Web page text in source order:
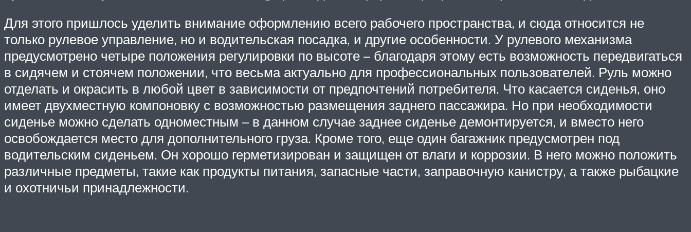
Для этого пришлось уделить внимание оформлению всего рабочего пространства, и сюда относится не
только рулевое управление, но и водительская посадка, и другие особенности. У рулевого механизма
предусмотрено четыре положения регулировки по высоте – благодаря этому есть возможность передвигаться
в сидячем и стоячем положении, что весьма актуально для профессиональных пользователей. Руль можно
отделать и окрасить в любой цвет в зависимости от предпочтений потребителя. Что касается сиденья, оно
имеет двухместную компоновку с возможностью размещения заднего пассажира. Но при необходимости
сиденье можно сделать одноместным – в данном случае заднее сиденье демонтируется, и вместо него
освобождается место для дополнительного груза. Кроме того, еще один багажник предусмотрен под
водительским сиденьем. Он хорошо герметизирован и защищен от влаги и коррозии. В него можно положить
различные предметы, такие как продукты питания, запасные части, заправочную канистру, а также рыбацкие
и охотничьи принадлежности.